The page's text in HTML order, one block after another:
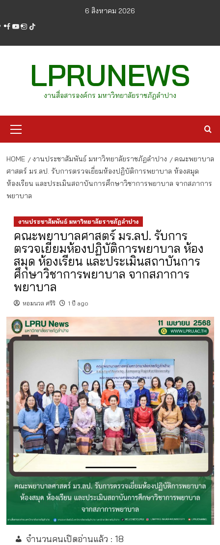
content
6 สิงหาคม 2026
facebook
youtube
instagram
tiktok
LPRUNEWS
งานสื่อสารองค์กร มหาวิทยาลัยราชภัฏลำปาง
Menu
HOME งานประชาสัมพันธ์ มหาวิทยาลัยราชภัฏลำปาง
คณะพยาบาล
ศาสตร์ มร.ลป. รับการตรวจเยี่ยมห้องปฏิบัติการพยาบาล ห้องสมุด
ห้องเรียน และประเมินสถาบันการศึกษาวิชาการพยาบาล จากสภาการ
พยาบาล
งานประชาสัมพันธ์ มหาวิทยาลัยราชภัฏลำปาง
คณะพยาบาลศาสตร์ มร.ลป. รับการ
ตรวจเยี่ยมห้องปฏิบัติการพยาบาล ห้อง
สมุด ห้องเรียน และประเมินสถาบันการ
ศึกษาวิชาการพยาบาล จากสภาการ
พยาบาล
หอมนวล ศรีริ 1 ปี ago
จำนวนคนเปิดอ่านแล้ว : 18